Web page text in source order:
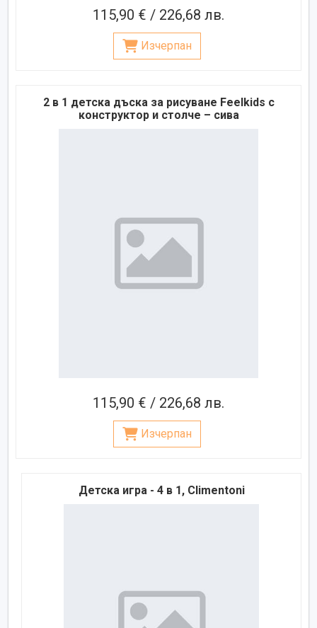
115,90 € / 226,68 лв.
Изчерпан
2 в 1 детска дъска за рисуване Feelkids с
конструктор и столче – сива
115,90 € / 226,68 лв.
Изчерпан
Детска игра - 4 в 1, Climentoni